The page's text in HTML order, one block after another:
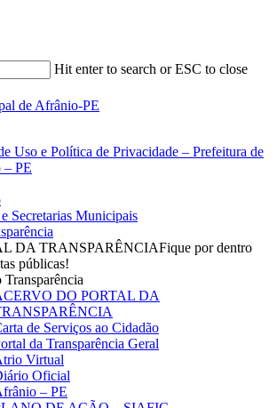
Hit enter to search or ESC to close
Uso e Política de Privacidade – Prefeitura de
– PE
Secretarias Municipais
DA TRANSPARÊNCIAFique por dentro
públicas!
Transparência
DO PORTAL DA
de Serviços ao Cidadão
da Transparência Geral
Virtual
Oficial
– PE